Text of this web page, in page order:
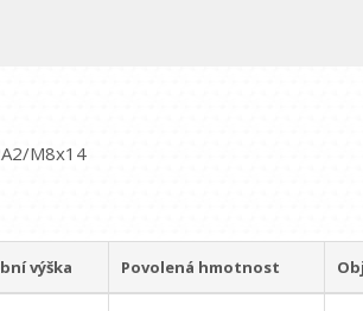
M8x14
výška Povolená hmotnost